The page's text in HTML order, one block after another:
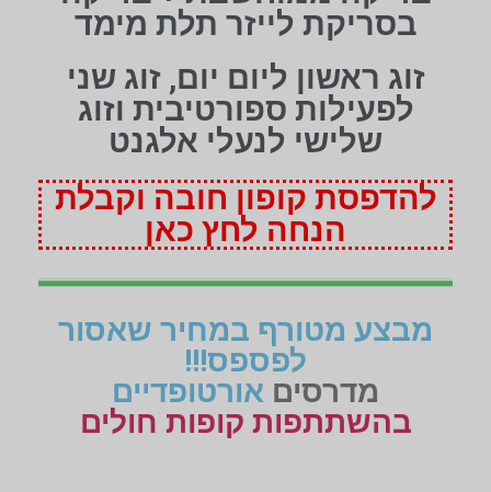
בסריקת לייזר תלת מימד
זוג ראשון ליום יום, זוג שני
לפעילות ספורטיבית וזוג
שלישי לנעלי אלגנט
להדפסת קופון חובה וקבלת
הנחה לחץ כאן
מבצע מטורף במחיר שאסור
לפספס!!!
מדרסים אורטופדיים
בהשתתפות קופות חולים